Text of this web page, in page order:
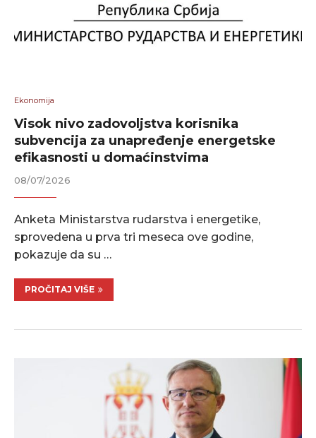
Ekonomija
Visok nivo zadovoljstva korisnika
subvencija za unapređenje energetske
efikasnosti u domaćinstvima
08/07/2026
Anketa Ministarstva rudarstva i energetike,
sprovedena u prva tri meseca ove godine,
pokazuje da su …
PROČITAJ VIŠE